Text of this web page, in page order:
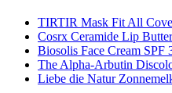
TIRTIR Mask Fit All
Cosrx Ceramide Lip
Biosolis Face Cream SPF
The Alpha-Arbutin
Liebe die Natur